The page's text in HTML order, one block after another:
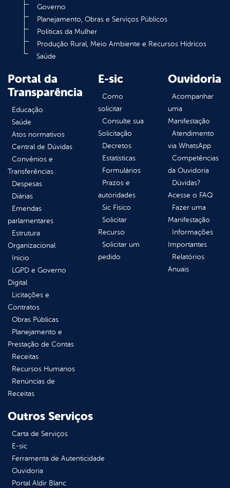
Governo
Planejamento, Obras e Serviços Públicos
Políticas da Mulher
Produção Rural, Meio Ambiente e Recursos Hídricos
Saúde
Portal da
Transparência
Educação
Saúde
Atos normativos
Central de Dúvidas
Convênios e
Transferências
Despesas
Diárias
Emendas
parlamentares
Estrutura
Organizacional
Inicio
LGPD e Governo
Digital
Licitações e
Contratos
Obras Públicas
Planejamento e
Prestação de Contas
Receitas
Recursos Humanos
Renúncias de
Receitas
E-sic
Como
solicitar
Consulte sua
Solicitação
Decretos
Estatísticas
Formulários
Prazos e
autoridades
Sic Físico
Solicitar
Recurso
Solicitar um
pedido
Ouvidoria
Acompanhar
uma
Manifestação
Atendimento
via WhatsApp
Competências
da Ouvidoria
Dúvidas?
Acesse o FAQ
Fazer uma
Manifestação
Informações
Importantes
Relatórios
Anuais
Outros Serviços
Carta de Serviços
E-sic
Ferramenta de Autenticidade
Ouvidoria
Portal Aldir Blanc